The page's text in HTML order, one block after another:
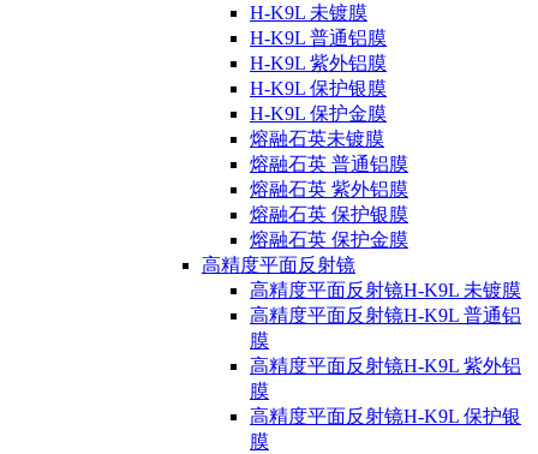
H-K9L 未镀膜
H-K9L 普通铝膜
H-K9L 紫外铝膜
H-K9L 保护银膜
H-K9L 保护金膜
熔融石英未镀膜
熔融石英 普通铝膜
熔融石英 紫外铝膜
熔融石英 保护银膜
熔融石英 保护金膜
高精度平面反射镜
高精度平面反射镜H-K9L 未镀膜
高精度平面反射镜H-K9L 普通铝
膜
高精度平面反射镜H-K9L 紫外铝
膜
高精度平面反射镜H-K9L 保护银
膜